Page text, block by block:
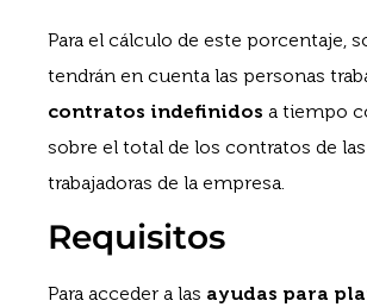
Para el cálculo de este porcentaje,
tendrán en cuenta las personas
contratos indefinidos a tiempo
sobre el total de los contratos de
trabajadoras de la empresa.
Requisitos
Para acceder a las ayudas para